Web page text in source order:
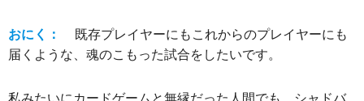
おにく：
既存プレイヤーにもこれからのプレイヤーにも
届くような、魂のこもった試合をしたいです。
私みたいにカードゲームと無縁だった人間でも、シャドバ